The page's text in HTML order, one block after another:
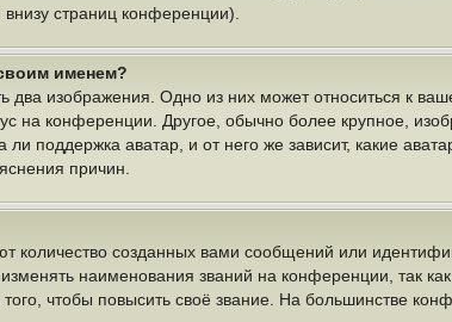
страниц конференции).
именем?
два изображения. Одно из них может относиться к
на конференции. Другое, обычно более крупное,
поддержка аватар, и от него же зависит, какие
причин.
созданных вами сообщений или
наименования званий на конференции, так
чтобы повысить своё звание. На большинстве